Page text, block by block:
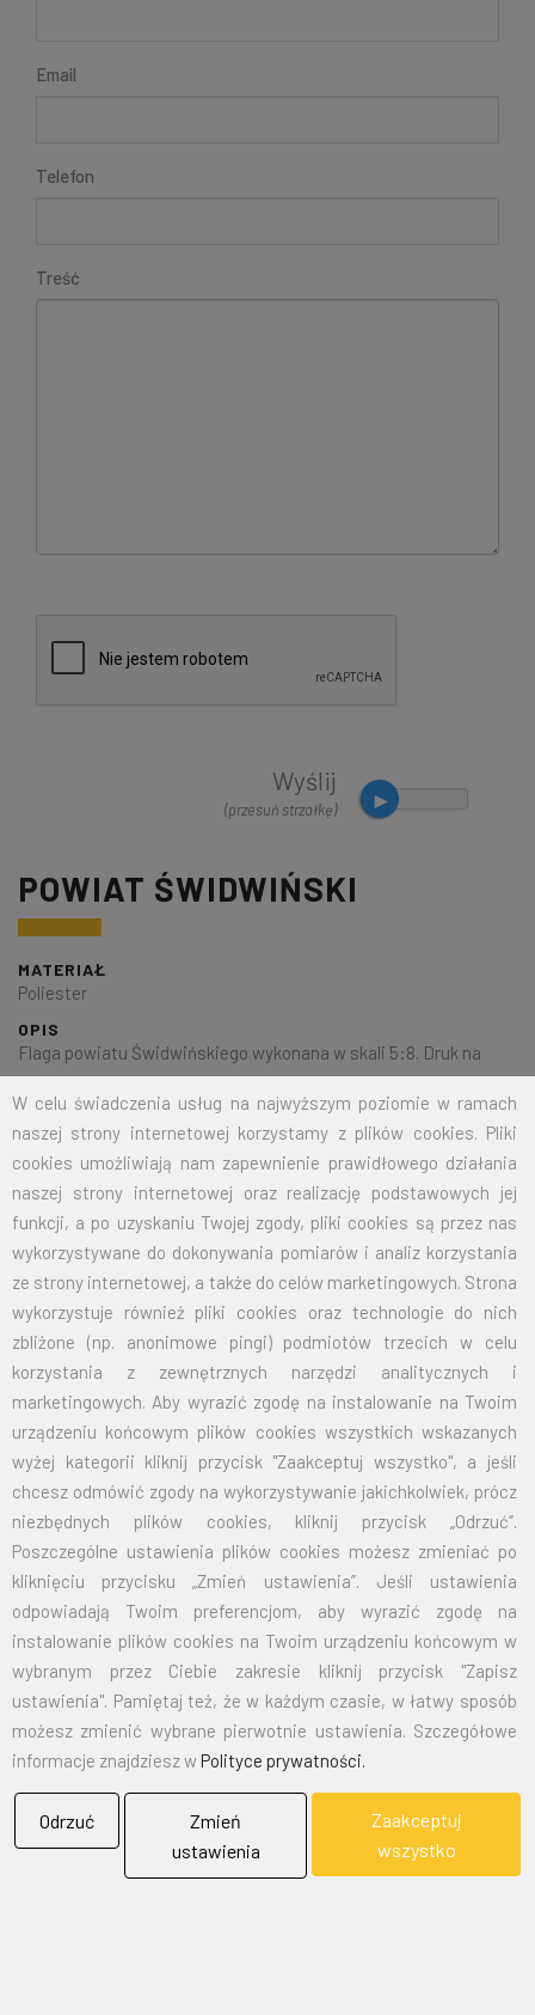
W celu świadczenia usług na najwyższym poziomie w ramach
naszej strony internetowej korzystamy z plików cookies. Pliki
cookies umożliwiają nam zapewnienie prawidłowego działania
naszej strony internetowej oraz realizację podstawowych jej
funkcji, a po uzyskaniu Twojej zgody, pliki cookies są przez nas
wykorzystywane do dokonywania pomiarów i analiz korzystania
ze strony internetowej, a także do celów marketingowych. Strona
wykorzystuje również pliki cookies oraz technologie do nich
zbliżone (np. anonimowe pingi) podmiotów trzecich w celu
korzystania z zewnętrznych narzędzi analitycznych i
marketingowych. Aby wyrazić zgodę na instalowanie na Twoim
urządzeniu końcowym plików cookies wszystkich wskazanych
wyżej kategorii kliknij przycisk "Zaakceptuj wszystko", a jeśli
chcesz odmówić zgody na wykorzystywanie jakichkolwiek, prócz
niezbędnych plików cookies, kliknij przycisk „Odrzuć”.
Poszczególne ustawienia plików cookies możesz zmieniać po
kliknięciu przycisku „Zmień ustawienia”. Jeśli ustawienia
odpowiadają Twoim preferencjom, aby wyrazić zgodę na
instalowanie plików cookies na Twoim urządzeniu końcowym w
wybranym przez Ciebie zakresie kliknij przycisk "Zapisz
ustawienia". Pamiętaj też, że w każdym czasie, w łatwy sposób
możesz zmienić wybrane pierwotnie ustawienia. Szczegółowe
informacje znajdziesz wPolityce prywatności.
Odrzuć
Zmień
ustawienia
Zaakceptuj
wszystko
Email
Telefon
Treść
Wyślij
(przesuń strzałkę)
POWIAT ŚWIDWIŃSKI
MATERIAŁ
Poliester
OPIS
Flaga powiatu Świdwińskiego wykonana w skali 5:8. Druk na
dzianinie poliestrowej o gramaturze 125g/mkw. Wykończona
według życzeń Klienta.
Na życzenie klienta jesteśmy w stanie wykonać dowolny rozmiar
flagi. Przy zamówieniu większej ilości cena zostanie wyliczona
indywidualnie.
ROZMIAR CENA NETTO CENA BRUTTO
70X110 32,50 39,98
100X160 67,50 83,03
125X200 105,00 129,15
150X240 151,50 186,35
EMAIL:marketing@bielflag.pl, biuro@bielflag.pl
TELEFON: 600 42 11 90,33/816 21 78